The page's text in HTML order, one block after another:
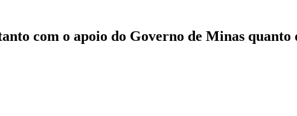
com o apoio do Governo de Minas